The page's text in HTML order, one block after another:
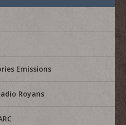
Emissions
Royans